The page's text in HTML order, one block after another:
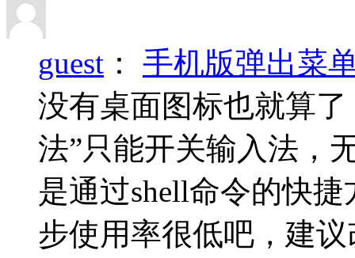
guest ： 手机版弹出菜
没有桌面图标也就算
法”只能开关输入法，
是通过shell命令的快
步使用率很低吧，建